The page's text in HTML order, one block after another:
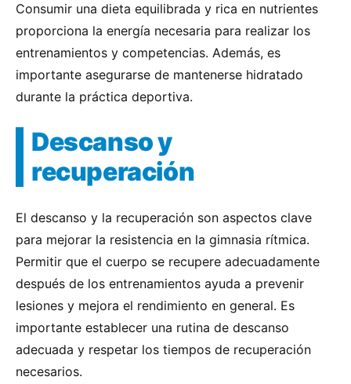
Consumir una dieta equilibrada y rica en nutrientes
proporciona la energía necesaria para realizar los
entrenamientos y competencias. Además, es
importante asegurarse de mantenerse hidratado
durante la práctica deportiva.
Descanso y
recuperación
El descanso y la recuperación son aspectos clave
para mejorar la resistencia en la gimnasia rítmica.
Permitir que el cuerpo se recupere adecuadamente
después de los entrenamientos ayuda a prevenir
lesiones y mejora el rendimiento en general. Es
importante establecer una rutina de descanso
adecuada y respetar los tiempos de recuperación
necesarios.